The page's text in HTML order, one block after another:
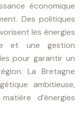
économique
Des politiques
les énergies
et une gestion
pour garantir un
La Bretagne
ambitieuse,
d’énergies